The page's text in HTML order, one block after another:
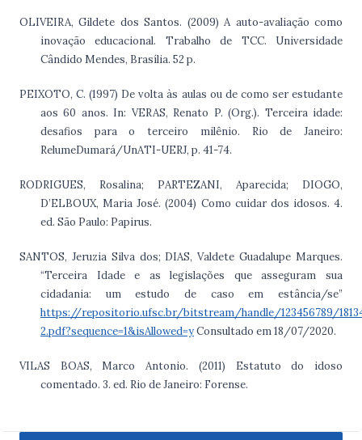
OLIVEIRA, Gildete dos Santos. (2009) A auto-avaliação como
inovação educacional. Trabalho de TCC. Universidade
Cândido Mendes, Brasília. 52 p.
PEIXOTO, C. (1997) De volta às aulas ou de como ser estudante
aos 60 anos. In: VERAS, Renato P. (Org.). Terceira idade:
desafios para o terceiro milênio. Rio de Janeiro:
RelumeDumará/UnATI-UERJ, p. 41-74.
RODRIGUES, Rosalina; PARTEZANI, Aparecida; DIOGO,
D’ELBOUX, Maria José. (2004) Como cuidar dos idosos. 4.
ed. São Paulo: Papirus.
SANTOS, Jeruzia Silva dos; DIAS, Valdete Guadalupe Marques.
“Terceira Idade e as legislações que asseguram sua
cidadania: um estudo de caso em estância/se”
https://repositorio.ufsc.br/bitstream/handle/123456789/
2.pdf?sequence=1&isAllowed=yConsultado em 18/07/2020.
VILAS BOAS, Marco Antonio. (2011) Estatuto do idoso
comentado. 3. ed. Rio de Janeiro: Forense.